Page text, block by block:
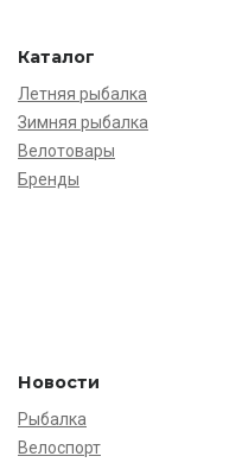
Каталог
Летняя рыбалка
Зимняя рыбалка
Велотовары
Бренды
Новости
Рыбалка
Велоспорт